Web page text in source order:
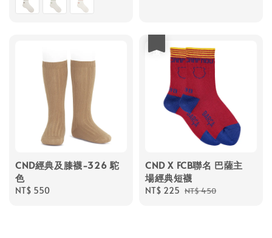
CND經典及膝襪-326 駝
色
Regular
NT$ 550
CND X FCB聯名 巴薩主
場經典短襪
Sale
NT$ 225 Regular
NT$ 450